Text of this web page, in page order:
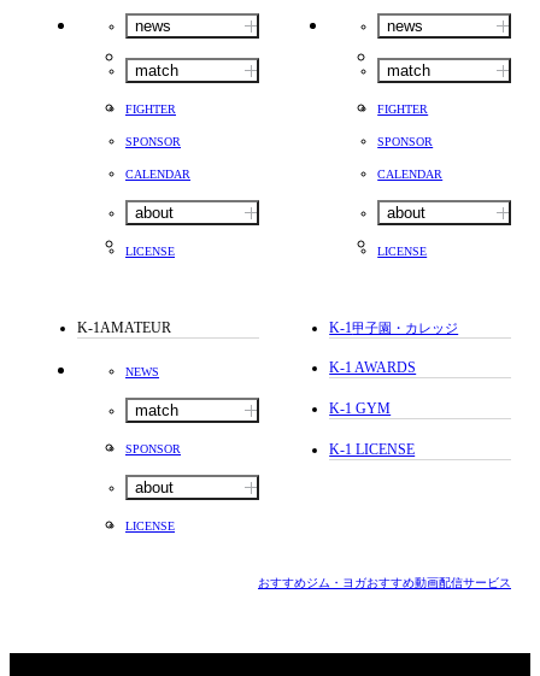
news
match
FIGHTER
SPONSOR
CALENDAR
about
LICENSE
news
match
FIGHTER
SPONSOR
CALENDAR
about
LICENSE
K-1AMATEUR
NEWS
match
SPONSOR
about
LICENSE
K-1甲子園・カレッジ
K-1 AWARDS
K-1 GYM
K-1 LICENSE
おすすめジム・ヨガおすすめ動画配信サービス